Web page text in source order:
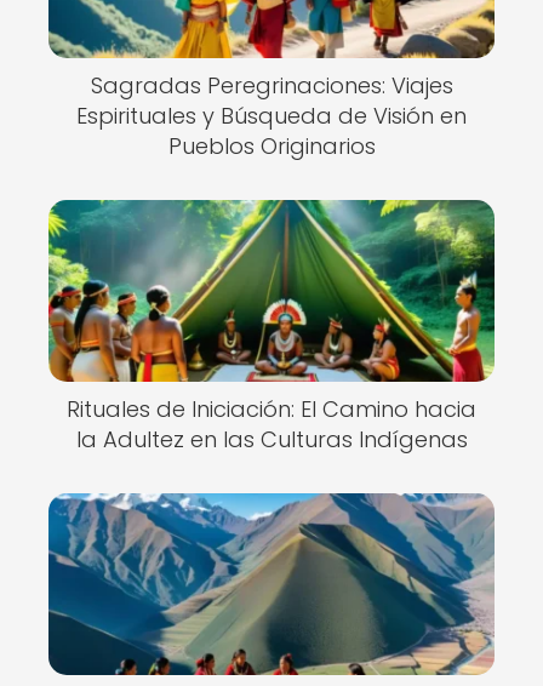
Sagradas Peregrinaciones: Viajes
Espirituales y Búsqueda de Visión en
Pueblos Originarios
Rituales de Iniciación: El Camino hacia
la Adultez en las Culturas Indígenas